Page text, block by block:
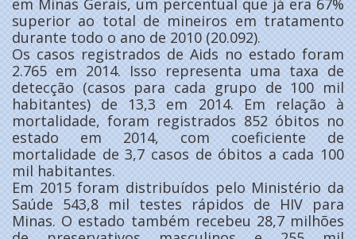
superior ao total de mineiros em tratamento
durante todo o ano de 2010 (20.092).
Os casos registrados de Aids no estado foram
2.765 em 2014. Isso representa uma taxa de
detecção (casos para cada grupo de 100 mil
habitantes) de 13,3 em 2014. Em relação à
mortalidade, foram registrados 852 óbitos no
estado em 2014, com coeficiente de
mortalidade de 3,7 casos de óbitos a cada 100
mil habitantes.
Em 2015 foram distribuídos pelo Ministério da
Saúde 543,8 mil testes rápidos de HIV para
Minas. O estado também recebeu 28,7 milhões